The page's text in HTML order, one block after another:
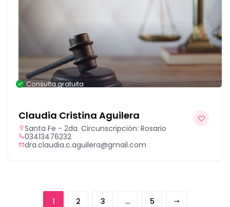
Consulta gratuita
Claudia Cristina Aguilera
Santa Fe - 2da. Circunscripción: Rosario
03413476232
dra.claudia.c.aguilera@gmail.com
1 2 3 … 5